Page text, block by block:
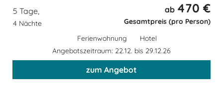
5 Tage,
4 Nächte
ab 470 €
Gesamtpreis (pro Person)
Ferienwohnung
Hotel
Angebotszeitraum: 22.12. bis 29.12.26
zum Angebot